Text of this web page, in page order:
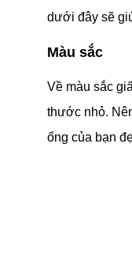
dưới đây sẽ
Màu sắc
Về màu sắc
thước nhỏ.
ống của bạn